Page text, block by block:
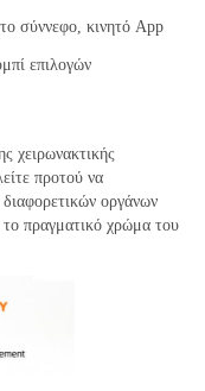
σύννεφο, κινητό App
επιλογών
χειρωνακτικής
προτού να
οργάνων
το πραγματικό χρώμα του